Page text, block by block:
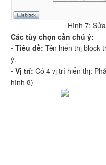
Hình 7:
Các tùy chọn cần chú ý:
- Tiêu đề: Tên hiển thị block
ý.
- Vị trí: Có 4 vị trí hiển thị:
hình 8)